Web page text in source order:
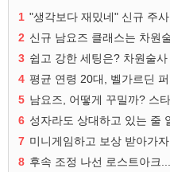
1 "생각보다 재밌네" 신규 주
2 신규 남요즈 클래스는 차원
3 쉽고 강한 세팅은? 차원술
4 평균 연령 20대, 벨가르딘
5 남요즈, 어떻게 꾸밀까? 스
6 성자라도 상대하고 있는 줄
7 미니게임하고 보상 받아가
8 후속 조정 나선 로스트아크